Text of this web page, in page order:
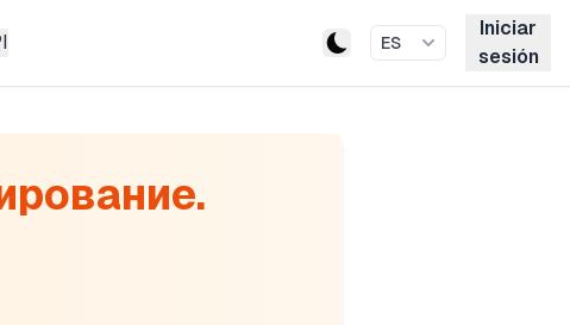
ES
Iniciar
sesión